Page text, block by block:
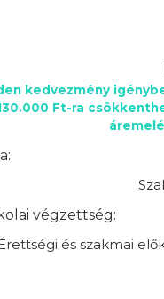
kedvezmény
Ft-ra
végzettség:
és szakmai